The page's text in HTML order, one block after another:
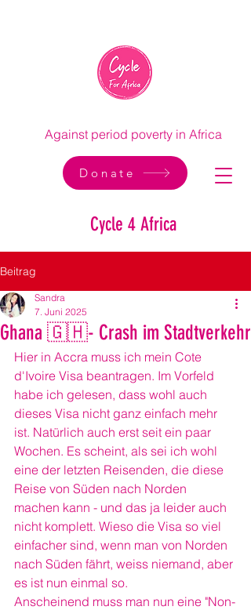
Cycle 4 Africa
Against period poverty in Africa
Donate
Beitrag
Ghana 🇬🇭- Crash im Stadtverkehr
Sandra
7. Juni 2025
Hier in Accra muss ich mein Cote
d'Ivoire Visa beantragen. Im Vorfeld
habe ich gelesen, dass wohl auch
dieses Visa nicht ganz einfach mehr
ist. Natürlich auch erst seit ein paar
Wochen. Es scheint, als sei ich wohl
eine der letzten Reisenden, die diese
Reise von Süden nach Norden
machen kann - und das ja leider auch
nicht komplett. Wieso die Visa so viel
einfacher sind, wenn man von Norden
nach Süden fährt, weiss niemand, aber
es ist nun einmal so.
Anscheinend muss man nun eine "Non-